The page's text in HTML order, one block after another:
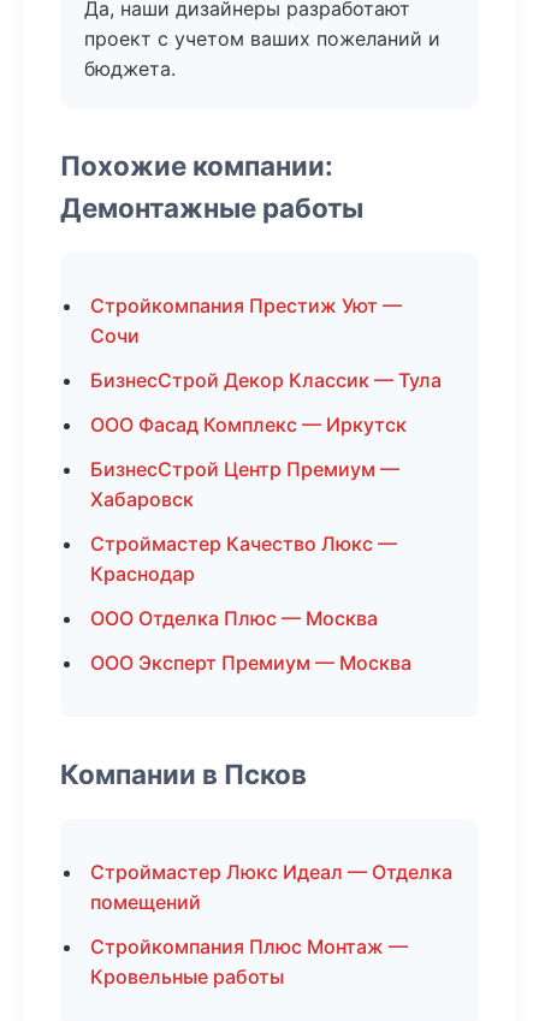
Да, наши дизайнеры разработают
проект с учетом ваших пожеланий и
бюджета.
Похожие компании:
Демонтажные работы
Стройкомпания Престиж Уют —
Сочи
БизнесСтрой Декор Классик — Тула
ООО Фасад Комплекс — Иркутск
БизнесСтрой Центр Премиум —
Хабаровск
Строймастер Качество Люкс —
Краснодар
ООО Отделка Плюс — Москва
ООО Эксперт Премиум — Москва
Компании в Псков
Строймастер Люкс Идеал — Отделка
помещений
Стройкомпания Плюс Монтаж —
Кровельные работы